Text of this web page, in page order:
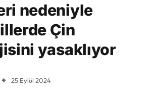
nedeniyle
Çin
yasaklıyor
25 Eylül 2024